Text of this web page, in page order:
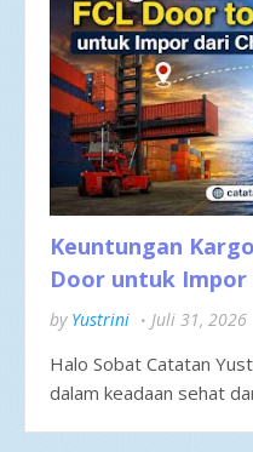
Keuntungan
Door untuk Impor
by Yustrini Juli 31, 2026
Halo Sobat Catatan
dalam keadaan sehat